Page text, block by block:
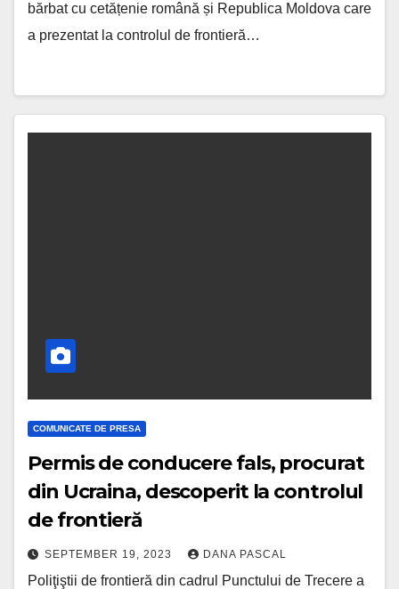
bărbat cu cetățenie română și Republica Moldova care
a prezentat la controlul de frontieră…
COMUNICATE DE PRESA
Permis de conducere fals, procurat
din Ucraina, descoperit la controlul
de frontieră
SEPTEMBER 19, 2023 DANA PASCAL
Poliţiştii de frontieră din cadrul Punctului de Trecere a